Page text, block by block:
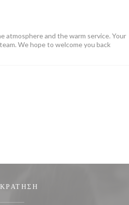
atmosphere and the warm service. Your
We hope to welcome you back
ΚΡΆΤΗΣΗ